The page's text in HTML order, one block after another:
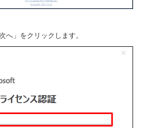
へ」をクリックします。